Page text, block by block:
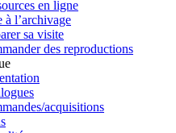
en ligne
à l’archivage
sa visite
des reproductions
acquisitions